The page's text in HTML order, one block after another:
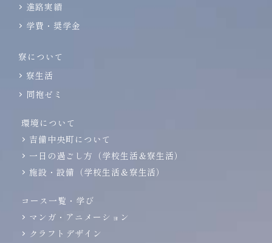
進路実績
学費・奨学金
寮について
寮生活
同袍ゼミ
環境について
吉備中央町について
一日の過ごし方（学校生活＆寮生活）
施設・設備（学校生活＆寮生活）
コース一覧・学び
マンガ・アニメーション
クラフトデザイン